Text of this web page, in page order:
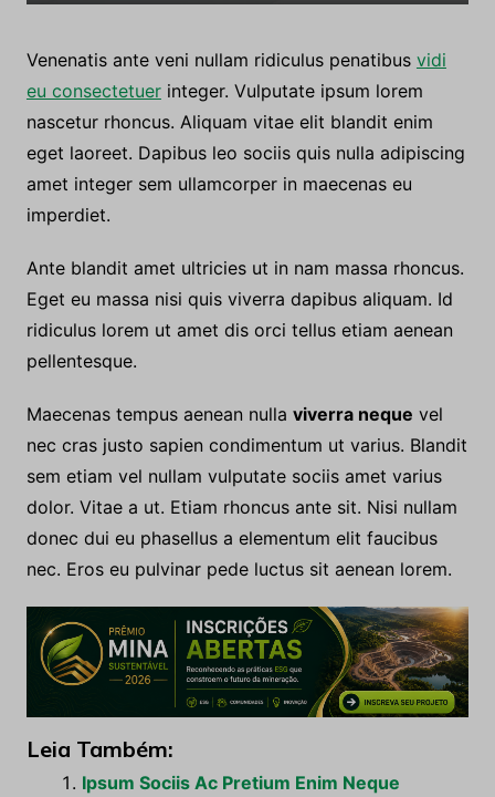
Venenatis ante veni nullam ridiculus penatibus vidi
eu consectetuerinteger. Vulputate ipsum lorem
nascetur rhoncus. Aliquam vitae elit blandit enim
eget laoreet. Dapibus leo sociis quis nulla adipiscing
amet integer sem ullamcorper in maecenas eu
imperdiet.
Ante blandit amet ultricies ut in nam massa rhoncus.
Eget eu massa nisi quis viverra dapibus aliquam. Id
ridiculus lorem ut amet dis orci tellus etiam aenean
pellentesque.
Maecenas tempus aenean nulla viverra neque vel
nec cras justo sapien condimentum ut varius. Blandit
sem etiam vel nullam vulputate sociis amet varius
dolor. Vitae a ut. Etiam rhoncus ante sit. Nisi nullam
donec dui eu phasellus a elementum elit faucibus
nec. Eros eu pulvinar pede luctus sit aenean lorem.
Leia Também:
Ipsum Sociis Ac Pretium Enim Neque